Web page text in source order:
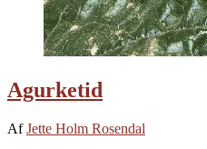
Agurketid
AfJette Holm Rosendal